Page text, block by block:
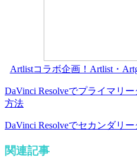
Artlistコラボ企画！Artlist・
DaVinci Resolveでプライマリ
方法
DaVinci Resolveでセカンダリ
関連記事